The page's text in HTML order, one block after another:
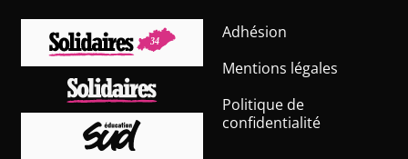
Adhésion
Mentions légales
Politique de
confidentialité